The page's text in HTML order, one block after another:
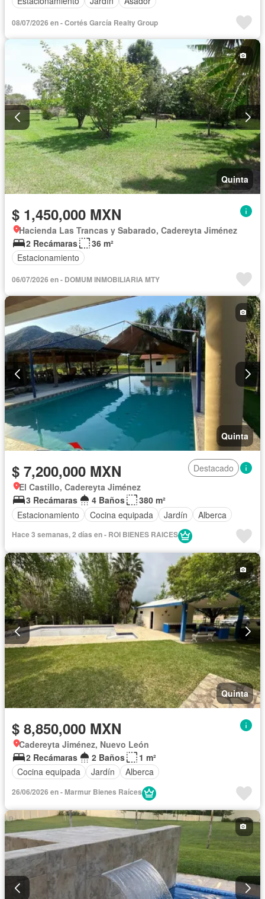
08/07/2026 en - Cortés García Realty Group
Quinta
$ 1,450,000 MXN
Hacienda Las Trancas y Sabarado, Cadereyta Jiménez
2 Recámaras
36 m²
Estacionamiento
06/07/2026 en - DOMUM INMOBILIARIA MTY
Quinta
$ 7,200,000 MXN
Destacado
El Castillo, Cadereyta Jiménez
3 Recámaras
4 Baños
380 m²
Estacionamiento
Cocina equipada Jardín Alberca
Hace 3 semanas, 2 días en - ROI BIENES RAICES
Quinta
$ 8,850,000 MXN
Cadereyta Jiménez, Nuevo León
2 Recámaras
2 Baños
1 m²
Cocina equipada
Jardín Alberca
26/06/2026 en - Marmur Bienes Raíces